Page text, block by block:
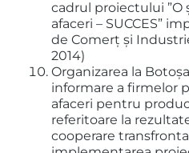
cadrul proiectului ”O
afaceri – SUCCES”
de Comerț și
2014)
Organizarea la
informare a firmelor
afaceri pentru
referitoare la
cooperare